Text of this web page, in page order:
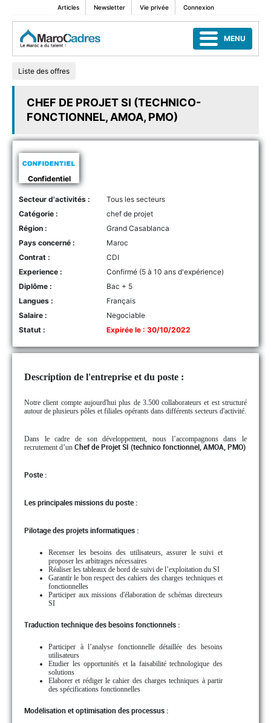
Articles Newsletter Vie privée Connexion
MENU
Liste des offres
CHEF DE PROJET SI (TECHNICO-
FONCTIONNEL, AMOA, PMO)
Confidentiel
Secteur d'activités :
Tous les secteurs
Catégorie :
chef de projet
Région :
Grand Casablanca
Pays concerné :
Maroc
Contrat :
CDI
Experience :
Confirmé (5 à 10 ans d'expérience)
Diplôme :
Bac + 5
Langues :
Français
Salaire :
Negociable
Statut :
Expirée le : 30/10/2022
Description de l'entreprise et du poste :
Notre client compte aujourd'hui plus de 3.500 collaborateurs et est structuré
autour de plusieurs pôles et filiales opérants dans différents secteurs d'activité.
Dans le cadre de son développement, nous l’accompagnons dans le
recrutement d’un Chef de Projet SI (technico fonctionnel, AMOA, PMO)
Poste :
Les principales missions du poste :
Pilotage des projets informatiques :
Recenser les besoins des utilisateurs, assurer le suivi et
proposer les arbitrages nécessaires
Réaliser les tableaux de bord de suivi de l’exploitation du SI
Garantir le bon respect des cahiers des charges techniques et
fonctionnelles
Participer aux missions d'élaboration de schémas directeurs
SI
Traduction technique des besoins fonctionnels :
Participer à l’analyse fonctionnelle détaillée des besoins
utilisateurs
Etudier les opportunités et la faisabilité technologique des
solutions
Elaborer et rédiger le cahier des charges techniques à partir
des spécifications fonctionnelles
Modélisation et optimisation des processus :